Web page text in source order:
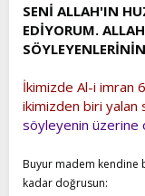
SENİ ALLAH'IN
EDİYORUM.
İkimizde Al-i imran
ikimizden biri yalan
söyleyenin üzerine
Buyur madem kendine
kadar doğrusun: